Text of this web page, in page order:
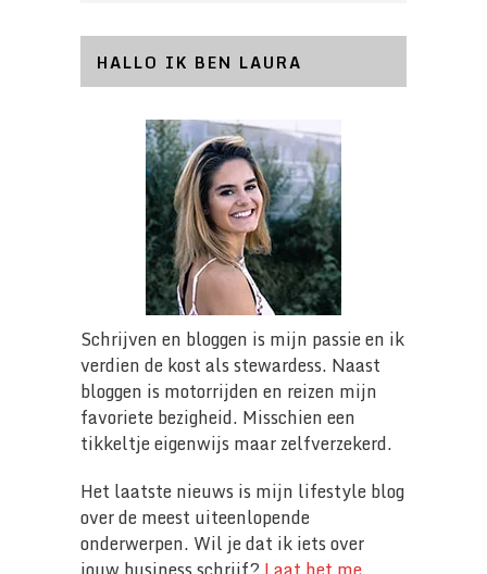
HALLO IK BEN LAURA
Schrijven en bloggen is mijn passie en ik
verdien de kost als stewardess. Naast
bloggen is motorrijden en reizen mijn
favoriete bezigheid. Misschien een
tikkeltje eigenwijs maar zelfverzekerd.
Het laatste nieuws is mijn lifestyle blog
over de meest uiteenlopende
onderwerpen. Wil je dat ik iets over